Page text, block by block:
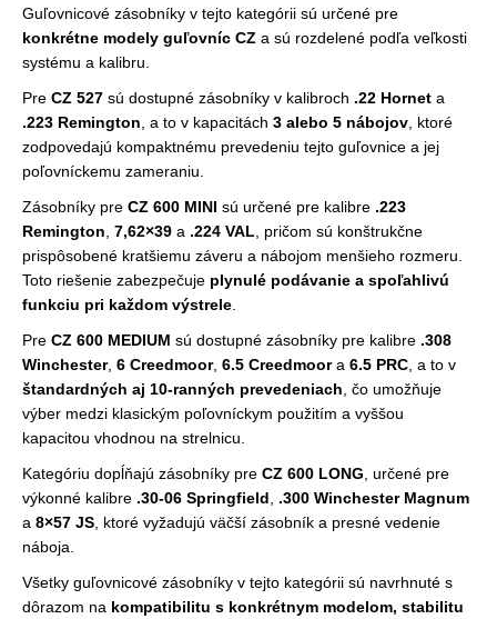
l
á
a
c
i
r
v
k
y
ý
p
i
s
Guľovnicové zásobníky v tejto kategórii sú určené pre
konkrétne modely guľovníc CZ a sú rozdelené podľa veľkosti
systému a kalibru.
Pre CZ 527 sú dostupné zásobníky v kalibroch .22 Hornet a
.223 Remington , a to v kapacitách 3 alebo 5 nábojov , ktoré
zodpovedajú kompaktnému prevedeniu tejto guľovnice a jej
poľovníckemu zameraniu.
Zásobníky pre CZ 600 MINI sú určené pre kalibre .223
Remington 7,62×39 a .224 VAL , pričom sú konštrukčne
prispôsobené kratšiemu záveru a nábojom menšieho rozmeru.
Toto riešenie zabezpečuje plynulé podávanie a spoľahlivú
funkciu pri každom výstrele
Pre CZ 600 MEDIUM sú dostupné zásobníky pre kalibre .308
Winchester, 6 Creedmoor, 6.5 Creedmoora 6.5 PRC , a to v
štandardných aj 10-ranných prevedeniach , čo umožňuje
výber medzi klasickým poľovníckym použitím a vyššou
kapacitou vhodnou na strelnicu.
Kategóriu dopĺňajú zásobníky pre CZ 600 LONG , určené pre
výkonné kalibre .30-06 Springfield
.300 Winchester Magnum
a 8×57 JS , ktoré vyžadujú väčší zásobník a presné vedenie
náboja.
Všetky guľovnicové zásobníky v tejto kategórii sú navrhnuté s
dôrazom na kompatibilitu s konkrétnym modelom, stabilitu